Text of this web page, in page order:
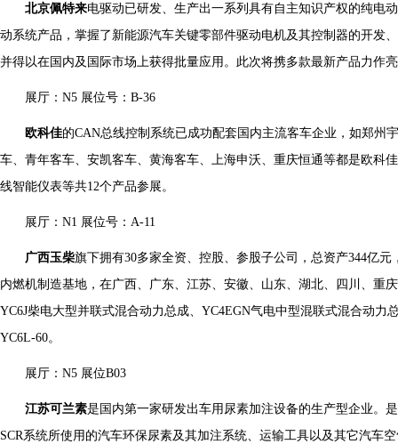
北京佩特来电驱动已研发、生产出一系列具有自主知识产权的纯电
动系统产品，掌握了新能源汽车关键零部件驱动电机及其控制器的开发
并得以在国内及国际市场上获得批量应用。此次将携多款最新产品力作
展厅：N5 展位号：B-36
欧科佳的CAN总线控制系统已成功配套国内主流客车企业，如郑州
车、青年客车、安凯客车、黄海客车、上海申沃、重庆恒通等都是欧科
线智能仪表等共12个产品参展。
展厅：N1 展位号：A-11
广西玉柴旗下拥有30多家全资、控股、参股子公司，总资产344亿
内燃机制造基地，在广西、广东、江苏、安徽、山东、湖北、四川、重
YC6J柴电大型并联式混合动力总成、YC4EGN气电中型混联式混合动力
YC6L-60。
展厅：N5 展位B03
江苏可兰素是国内第一家研发出车用尿素加注设备的生产型企业。
SCR系统所使用的汽车环保尿素及其加注系统、运输工具以及其它汽车